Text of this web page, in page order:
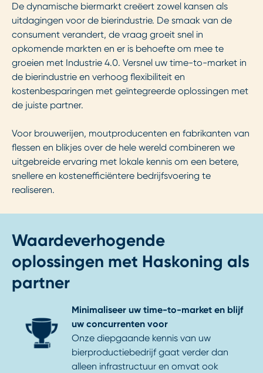
De dynamische biermarkt creëert zowel kansen als
uitdagingen voor de bierindustrie. De smaak van de
consument verandert, de vraag groeit snel in
opkomende markten en er is behoefte om mee te
groeien met Industrie 4.0. Versnel uw time-to-market in
de bierindustrie en verhoog flexibiliteit en
kostenbesparingen met geïntegreerde oplossingen met
de juiste partner.
Voor brouwerijen, moutproducenten en fabrikanten van
flessen en blikjes over de hele wereld combineren we
uitgebreide ervaring met lokale kennis om een betere,
snellere en kostenefficiëntere bedrijfsvoering te
realiseren.
Waardeverhogende
oplossingen met Haskoning als
partner
Minimaliseer uw time-to-market en blijf
uw concurrenten voor
Onze diepgaande kennis van uw
bierproductiebedrijf gaat verder dan
alleen infrastructuur en omvat ook